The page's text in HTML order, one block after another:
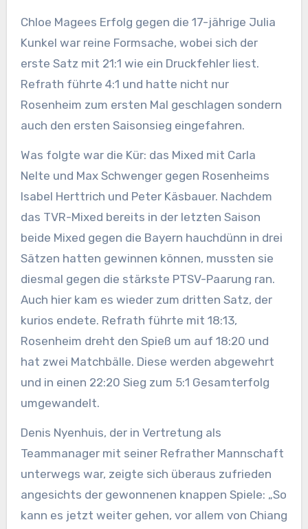
Chloe Magees Erfolg gegen die 17-jährige Julia
Kunkel war reine Formsache, wobei sich der
erste Satz mit 21:1 wie ein Druckfehler liest.
Refrath führte 4:1 und hatte nicht nur
Rosenheim zum ersten Mal geschlagen sondern
auch den ersten Saisonsieg eingefahren.
Was folgte war die Kür: das Mixed mit Carla
Nelte und Max Schwenger gegen Rosenheims
Isabel Herttrich und Peter Käsbauer. Nachdem
das TVR-Mixed bereits in der letzten Saison
beide Mixed gegen die Bayern hauchdünn in drei
Sätzen hatten gewinnen können, mussten sie
diesmal gegen die stärkste PTSV-Paarung ran.
Auch hier kam es wieder zum dritten Satz, der
kurios endete. Refrath führte mit 18:13,
Rosenheim dreht den Spieß um auf 18:20 und
hat zwei Matchbälle. Diese werden abgewehrt
und in einen 22:20 Sieg zum 5:1 Gesamterfolg
umgewandelt.
Denis Nyenhuis, der in Vertretung als
Teammanager mit seiner Refrather Mannschaft
unterwegs war, zeigte sich überaus zufrieden
angesichts der gewonnenen knappen Spiele: „So
kann es jetzt weiter gehen, vor allem von Chiang